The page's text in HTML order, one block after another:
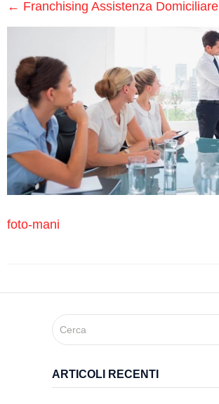
← Franchising Assistenza Domiciliare
foto-mani
ARTICOLI RECENTI
Assistenza
Infermieristica
Prelievi a
Domicilio
Trasporto